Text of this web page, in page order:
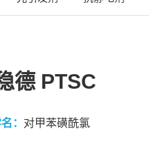
德 PTSC
： 对甲苯磺酰氯